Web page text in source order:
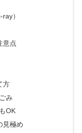
）
意点
方
み
OK
見極め